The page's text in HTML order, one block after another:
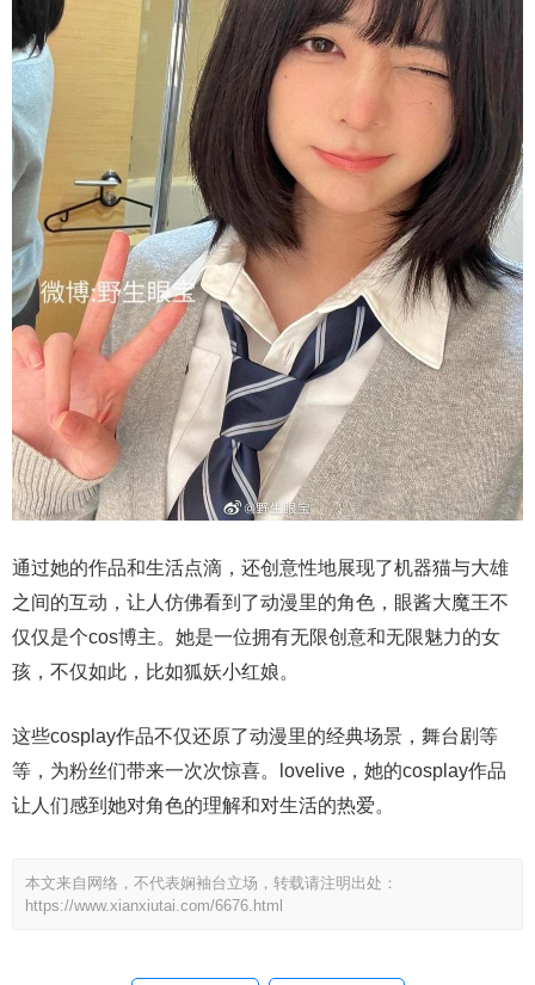
通过她的作品和生活点滴，还创意性地展现了机器猫与大雄
之间的互动，让人仿佛看到了动漫里的角色，眼酱大魔王不
仅仅是个cos博主。她是一位拥有无限创意和无限魅力的女
孩，不仅如此，比如狐妖小红娘。
这些cosplay作品不仅还原了动漫里的经典场景，舞台剧等
等，为粉丝们带来一次次惊喜。lovelive，她的cosplay作品
让人们感到她对角色的理解和对生活的热爱。
本文来自网络，不代表娴袖台立场，转载请注明出处：
https://www.xianxiutai.com/6676.html